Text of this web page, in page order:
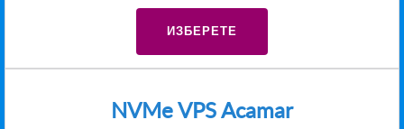
ИЗБЕРЕТЕ
NVMe VPS Acamar